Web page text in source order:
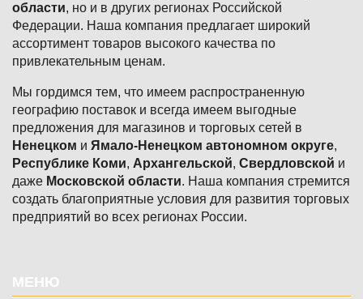
области, но и в других регионах Российской
Федерации. Наша компания предлагает широкий
ассортимент товаров высокого качества по
привлекательным ценам.
Мы гордимся тем, что имеем распространенную
географию поставок и всегда имеем выгодные
предложения для магазинов и торговых сетей в
Ненецком и Ямало-Ненецком автономном округе,
Республике Коми, Архангельской, Свердловской и
даже Московской области. Наша компания стремится
создать благоприятные условия для развития торговых
предприятий во всех регионах России.
МЕНЮ